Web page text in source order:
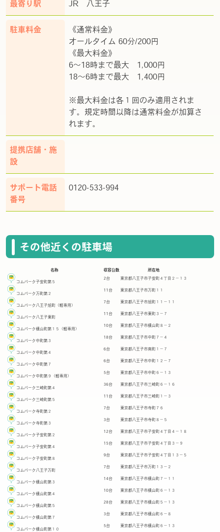
最寄り駅 JR 八王子
駐車料金
《通常料金》
オールタイム 60分/200円
《最大料金》
6～18時まで最大 1,000円
18～6時まで最大 1,400円
※最大料金は各１回のみ適用されま
す。規定時間以降は通常料金が加算さ
れます。
提携店舗・施
設
サポート電話
番号
0120-533-994
その他近くの駐車場
名称 収容台数 所在地
コムパーク子安町第５
2台 東京都八王子市子安町４丁目２－１３
コムパーク万町第２
11台 東京都八王子市万町１１
コムパーク八王子旭町（軽専用）
7台 東京都八王子市旭町１１－１１
コムパーク八王子東町
11台 東京都八王子市東町３－７
コムパーク横山町第１５（軽専用）
10台 東京都八王子市横山町８－２
コムパーク中町第３
18台 東京都八王子市中町７－４
コムパーク中町第４
6台 東京都八王子市南町１－７
コムパーク中町第７
6台 東京都八王子市中町１２－７
コムパーク中町第９（軽専用）
5台 東京都八王子市中町６－１３
コムパーク三崎町第４
36台 東京都八王子市三崎町６－１６
コムパーク三崎町第５
11台 東京都八王子市三崎町１－３
コムパーク寺町第２
7台 東京都八王子市寺町７６
コムパーク寺町第３
3台 東京都八王子市寺町８－５
コムパーク子安町第２
12台 東京都八王子市子安町４丁目４－１８
コムパーク子安町第４
15台 東京都八王子市子安町４丁目３－９
コムパーク子安町第８
9台 東京都八王子市子安町４丁目１３－５
コムパーク八王子万町
7台 東京都八王子市万町１３－２
コムパーク横山町第３
14台 東京都八王子市横山町７－１１
コムパーク横山町第４
10台 東京都八王子市横山町６－１３
コムパーク横山町第５
28台 東京都八王子市横山町５－１３
コムパーク横山町第７
3台 東京都八王子市横山町６－８
コムパーク横山町第１０
5台 東京都八王子市横山町６－１３